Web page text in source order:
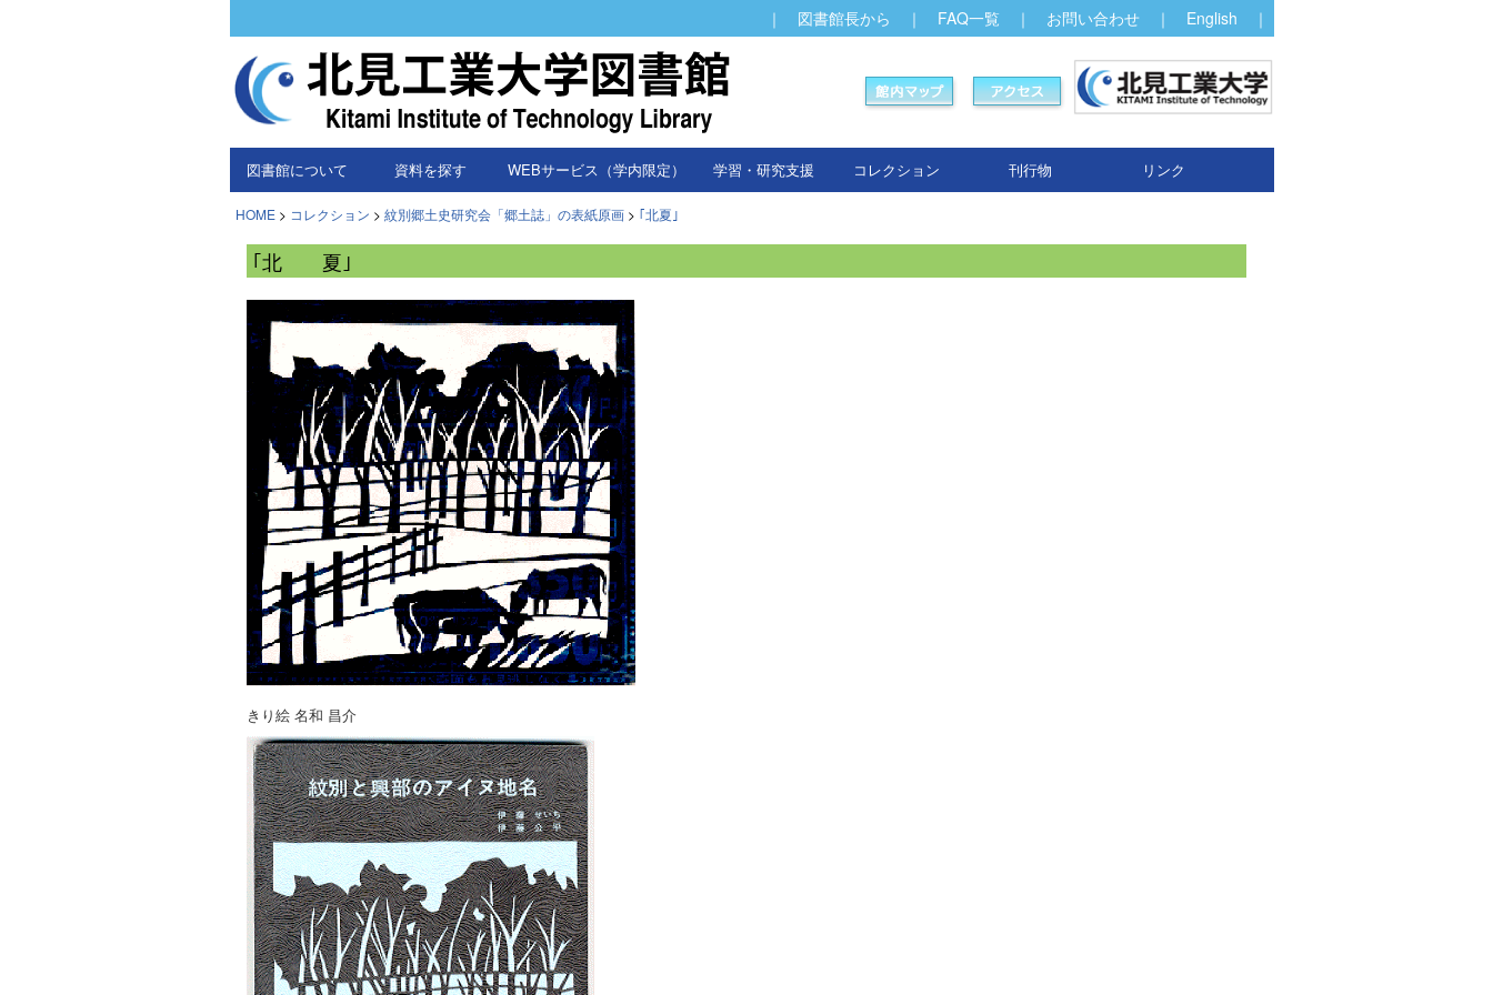
｜ 図書館長から ｜ FAQ一覧 ｜ お問い合わせ ｜ English ｜
図書館について 資料を探す WEBサービス（学内限定） 学習・研究支援 コレクション 刊行物 リンク
HOME > コレクション > 紋別郷土史研究会「郷土誌」の表紙原画 > ｢北夏｣
｢北 夏｣
きり絵 名和 昌介